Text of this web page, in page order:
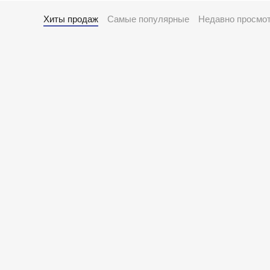
Хиты продаж Самые популярные Недавно